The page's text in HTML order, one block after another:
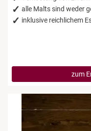
alle Malts sind weder
inklusive reichlichem
zum